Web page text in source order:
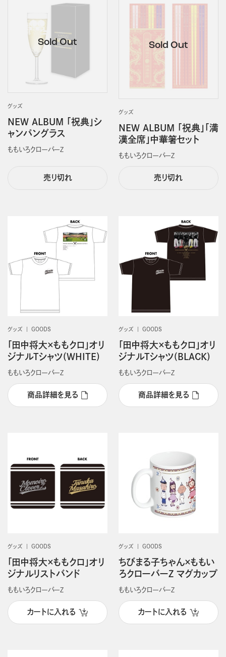
グッズ
NEW ALBUM 「祝典」シ
ャンパングラス
ももいろクローバーＺ
売り切れ
グッズ
NEW ALBUM 「祝典」「満
漢全席」中華箸セット
ももいろクローバーＺ
売り切れ
グッズ GOODS
「田中将大×ももクロ」オリ
ジナルTシャツ(WHITE)
ももいろクローバーＺ
商品詳細を見る
グッズ GOODS
「田中将大×ももクロ」オリ
ジナルTシャツ(BLACK)
ももいろクローバーＺ
商品詳細を見る
グッズ GOODS
「田中将大×ももクロ」オリ
ジナルリストバンド
ももいろクローバーＺ
カートに入れる
グッズ GOODS
ちびまる子ちゃん×ももい
ろクローバーZ マグカップ
ももいろクローバーＺ
カートに入れる